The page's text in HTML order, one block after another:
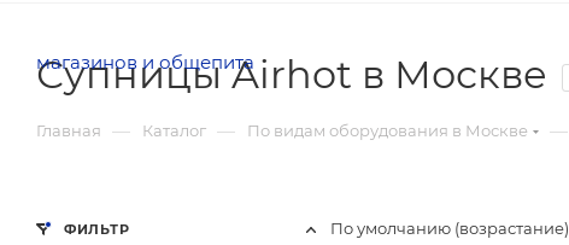
Супницы Airhot в Москве
Главная — Каталог — По видам оборудования в Москве —
По умолчанию (возрастание)
ФИЛЬТР